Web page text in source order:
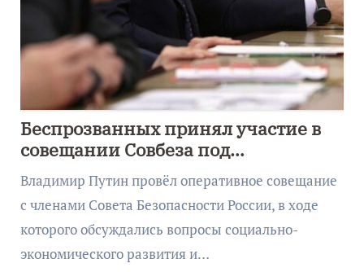
Беспрозванных принял участие в
совещании Совбеза под
руководством Путина
Владимир Путин провёл оперативное совещание
с членами Совета Безопасности России, в ходе
которого обсуждались вопросы социально-
экономического развития и…